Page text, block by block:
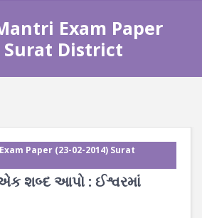
Exam Paper
Surat District
Paper (23-02-2014) Surat
શબ્દ આપો : ઈશ્વરમાં